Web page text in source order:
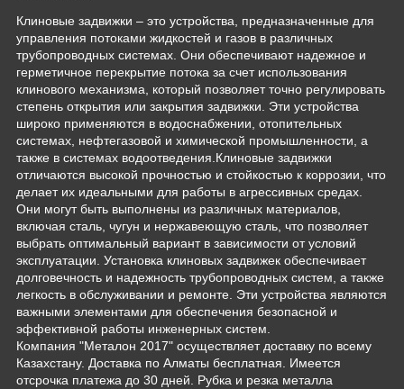
Клиновые задвижки – это устройства, предназначенные для
управления потоками жидкостей и газов в различных
трубопроводных системах. Они обеспечивают надежное и
герметичное перекрытие потока за счет использования
клинового механизма, который позволяет точно регулировать
степень открытия или закрытия задвижки. Эти устройства
широко применяются в водоснабжении, отопительных
системах, нефтегазовой и химической промышленности, а
также в системах водоотведения.Клиновые задвижки
отличаются высокой прочностью и стойкостью к коррозии, что
делает их идеальными для работы в агрессивных средах.
Они могут быть выполнены из различных материалов,
включая сталь, чугун и нержавеющую сталь, что позволяет
выбрать оптимальный вариант в зависимости от условий
эксплуатации. Установка клиновых задвижек обеспечивает
долговечность и надежность трубопроводных систем, а также
легкость в обслуживании и ремонте. Эти устройства являются
важными элементами для обеспечения безопасной и
эффективной работы инженерных систем.
Компания "Металон 2017" осуществляет доставку по всему
Казахстану. Доставка по Алматы бесплатная. Имеется
отсрочка платежа до 30 дней. Рубка и резка металла